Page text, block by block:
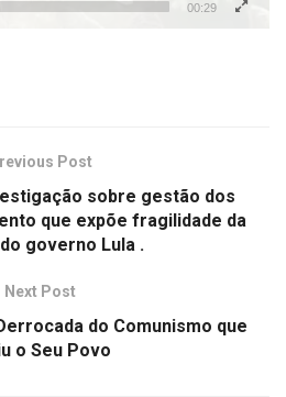
00:29
Post
sobre gestão dos
que expõe fragilidade da
governo Lula .
Next Post
do Comunismo que
o Seu Povo